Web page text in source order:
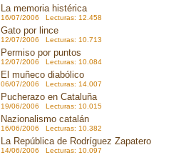
La memoria histérica
16/07/2006 Lecturas: 12.458
Gato por lince
12/07/2006 Lecturas: 10.713
Permiso por puntos
12/07/2006 Lecturas: 10.084
El muñeco diabólico
06/07/2006 Lecturas: 14.007
Pucherazo en Cataluña
19/06/2006 Lecturas: 10.015
Nazionalismo catalán
16/06/2006 Lecturas: 10.382
La República de Rodríguez Zapatero
14/06/2006 Lecturas: 10.097